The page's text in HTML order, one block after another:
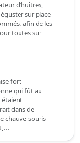
d’huîtres,
sur place
afin de les
toutes sur
fort
qui fût au
étaient
dans de
chauve-souris